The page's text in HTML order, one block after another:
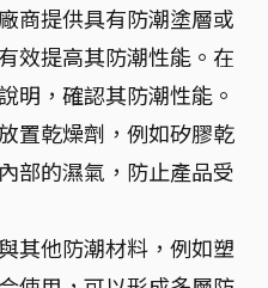
商提供具有防潮塗層或
效提高其防潮性能。在
明，確認其防潮性能。
置乾燥劑，例如矽膠乾
部的濕氣，防止產品受
其他防潮材料，例如塑